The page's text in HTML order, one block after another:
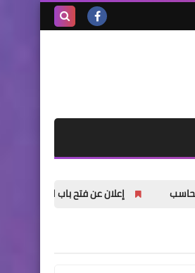
إعلان عن فتح باب التسجيل للشباب